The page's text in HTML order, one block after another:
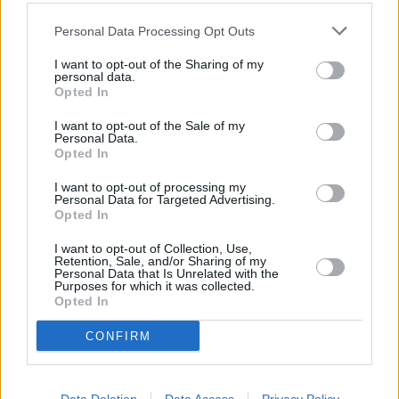
Personal Data Processing Opt Outs
I want to opt-out of the Sharing of my
personal data.
Opted In
I want to opt-out of the Sale of my
Personal Data.
Opted In
I want to opt-out of processing my
Personal Data for Targeted Advertising.
Opted In
I want to opt-out of Collection, Use,
Retention, Sale, and/or Sharing of my
Personal Data that Is Unrelated with the
Purposes for which it was collected.
Opted In
CONFIRM
Vybrané články
Prima sport - co nabídne v prvním
vysílacím týdnu
Kdy a kde bude Prima sport k
naladění na Skylinku
Parabola.cz- web o satelitní, terestrické a kabelové televizi, ©
O webu parabola.cz•O souborech cookies•
Dovolená u moře